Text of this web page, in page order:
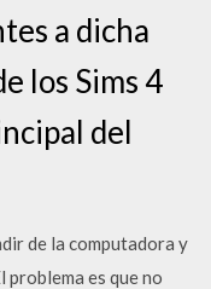
a dicha
los Sims 4
del
de la computadora y
es que no